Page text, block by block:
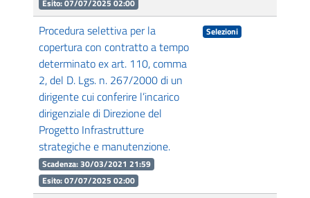
Esito: 07/07/2025 02:00
Procedura selettiva per la
copertura con contratto a tempo
determinato ex art. 110, comma
2, del D. Lgs. n. 267/2000 di un
dirigente cui conferire l’incarico
dirigenziale di Direzione del
Progetto Infrastrutture
strategiche e manutenzione.
Scadenza: 30/03/2021 21:59
Esito: 07/07/2025 02:00
Selezioni